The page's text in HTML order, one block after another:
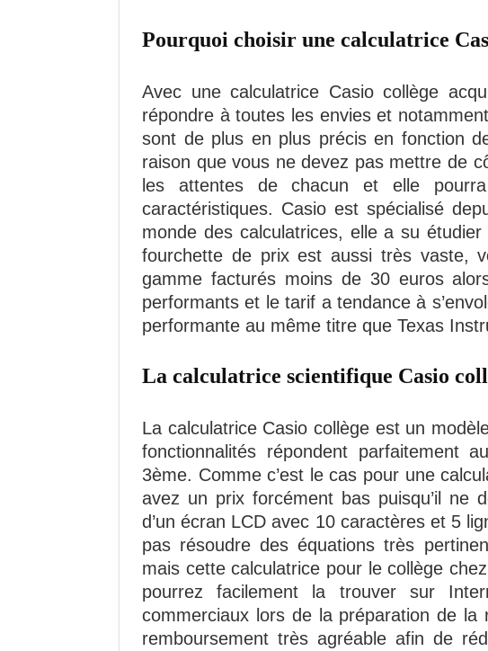
Pourquoi choisir une calculatrice
Avec une calculatrice Casio collège
répondre à toutes les envies et
sont de plus en plus précis en fonction
raison que vous ne devez pas mettre de
les attentes de chacun et elle
caractéristiques. Casio est spécialisé
monde des calculatrices, elle a su
fourchette de prix est aussi très vaste,
gamme facturés moins de 30 euros
performants et le tarif a tendance à
performante au même titre que Texas
La calculatrice scientifique Casio
La calculatrice Casio collège est un
fonctionnalités répondent parfaitement
3ème. Comme c’est le cas pour une
avez un prix forcément bas puisqu’il ne
d’un écran LCD avec 10 caractères et 5
pas résoudre des équations très
mais cette calculatrice pour le collège
pourrez facilement la trouver sur
commerciaux lors de la préparation de
remboursement très agréable afin de